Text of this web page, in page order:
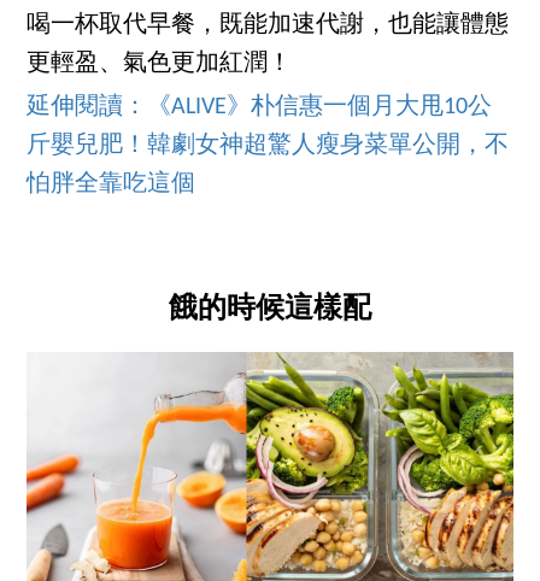
喝一杯取代早餐，既能加速代謝，也能讓體態
更輕盈、氣色更加紅潤！
延伸閱讀：《ALIVE》朴信惠一個月大甩10公
斤嬰兒肥！韓劇女神超驚人瘦身菜單公開，不
怕胖全靠吃這個
餓的時候這樣配